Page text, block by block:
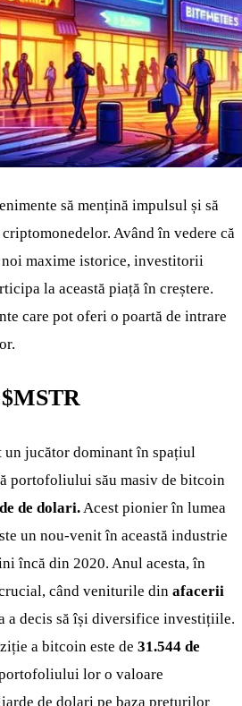
să mențină impulsul și să
Având în vedere că
maxime istorice, investitorii
la această piață în creștere.
care pot oferi o poartă de intrare
$MSTR
jucător dominant în spațiul
portofoliului său masiv de bitcoin
de dolari. Acest pionier în lumea
un nou-venit în această industrie
încă din 2020. Anul acesta, în
când veniturile din afacerii
a decis să își diversifice investițiile.
a bitcoin este de 31.544 de
lor o valoare
de dolari pe baza prețurilor